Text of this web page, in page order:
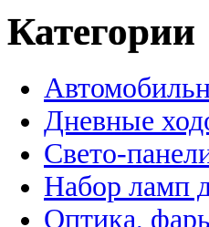
Категории
Дневные
Свето-
Набор ламп
Оптика,